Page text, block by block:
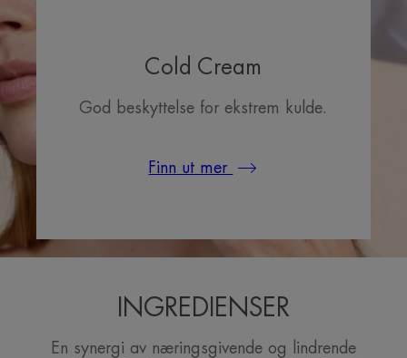
Cold Cream
God beskyttelse for ekstrem kulde.
Finn ut mer
INGREDIENSER
En synergi av næringsgivende og lindrende